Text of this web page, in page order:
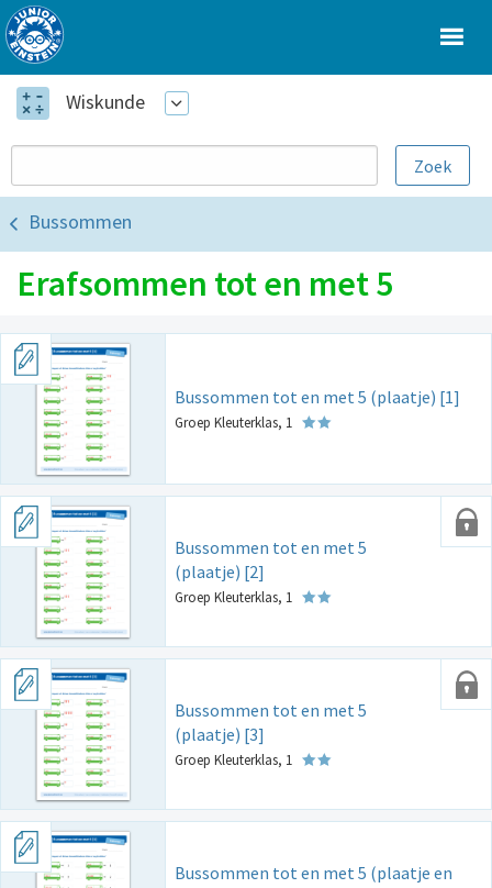
Wiskunde
Bussommen
Erafsommen tot en met 5
Bussommen tot en met 5 (plaatje) [1]
Groep Kleuterklas, 1
Bussommen tot en met 5
(plaatje) [2]
Groep Kleuterklas, 1
Bussommen tot en met 5
(plaatje) [3]
Groep Kleuterklas, 1
Bussommen tot en met 5 (plaatje en